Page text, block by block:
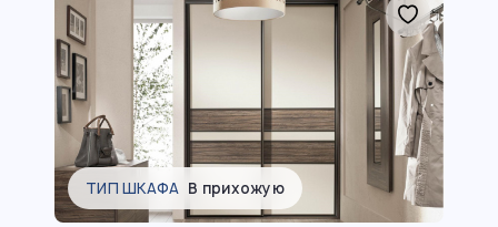
ТИП ШКАФА В прихожую